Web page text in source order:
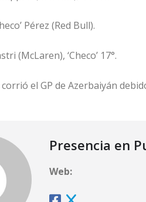
Pérez (Red Bull).
(McLaren), ‘Checo’ 17°.
el GP de Azerbaiyán
Presencia en
Web: